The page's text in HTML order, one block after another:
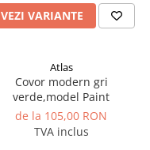
VEZI VARIANTE
Atlas
Covor modern gri
verde,model Paint
de la 105,00 RON
TVA inclus